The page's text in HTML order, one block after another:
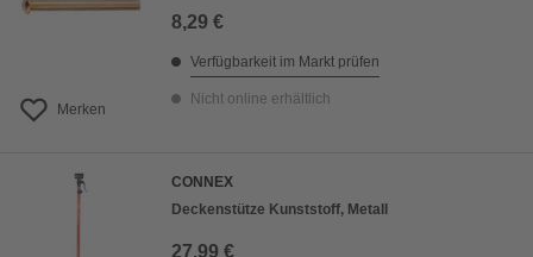
Merken
8,29 €
Verfügbarkeit im Markt prüfen
Nicht online erhältlich
CONNEX
Deckenstütze Kunststoff, Metall
27,99 €